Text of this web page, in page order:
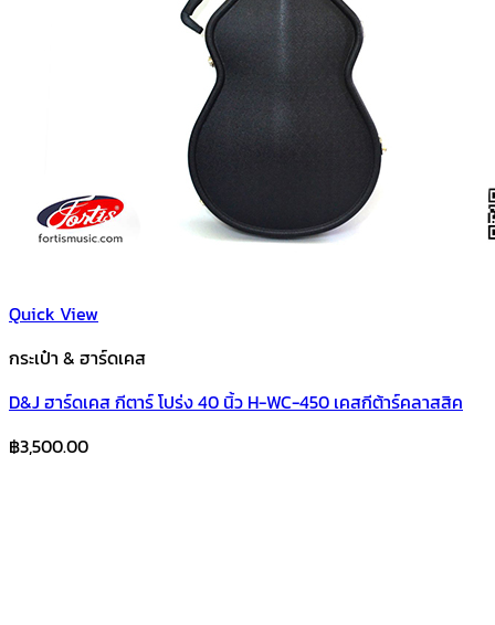
Quick View
กระเป๋า & ฮาร์ดเคส
D&J ฮาร์ดเคส กีตาร์ โปร่ง 40 นิ้ว H-WC-450 เคสกีต้าร์คลาสสิค
฿3,500.00